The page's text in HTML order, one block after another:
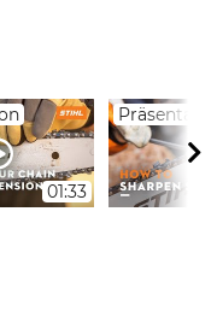
01:33
Präsentation